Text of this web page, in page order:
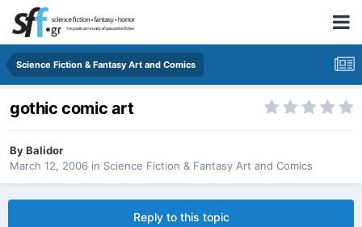
Science Fiction & Fantasy Art and Comics
gothic comic art
ByBalidor
March 12, 2006 in Science Fiction & Fantasy Art and Comics
Reply to this topic